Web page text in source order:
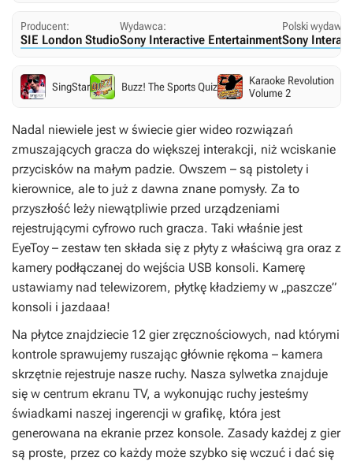
Producent:
SIE London Studio
Wydawca:
Sony Interactive Entertainment
Polski
Sony
SingStar Buzz! The Sports Quiz
Karaoke Revolution
Volume 2
Nadal niewiele jest w świecie gier wideo rozwiązań
zmuszających gracza do większej interakcji, niż wciskanie
przycisków na małym padzie. Owszem – są pistolety i
kierownice, ale to już z dawna znane pomysły. Za to
przyszłość leży niewątpliwie przed urządzeniami
rejestrującymi cyfrowo ruch gracza. Taki właśnie jest
EyeToy – zestaw ten składa się z płyty z właściwą gra oraz z
kamery podłączanej do wejścia USB konsoli. Kamerę
ustawiamy nad telewizorem, płytkę kładziemy w „paszcze”
konsoli i jazdaaa!
Na płytce znajdziecie 12 gier zręcznościowych, nad którymi
kontrole sprawujemy ruszając głównie rękoma – kamera
skrzętnie rejestruje nasze ruchy. Nasza sylwetka znajduje
się w centrum ekranu TV, a wykonując ruchy jesteśmy
świadkami naszej ingerencji w grafikę, która jest
generowana na ekranie przez konsole. Zasady każdej z gier
są proste, przez co każdy może szybko się wczuć i dać się